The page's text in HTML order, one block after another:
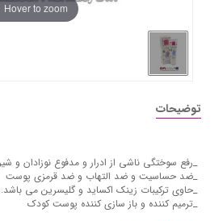
Hover to zoom
توضیحات
_رفع سوختگی ناشی از ادرار و مدفوع نوزادان و
_ضد حساسیت و ضد التهاب و ضد قرمزی پوست
_حاوی ترکیبات زینک اکساید و گلیسرین می باشد.
_ترمیم کننده و باز سازی کننده پوست کودک